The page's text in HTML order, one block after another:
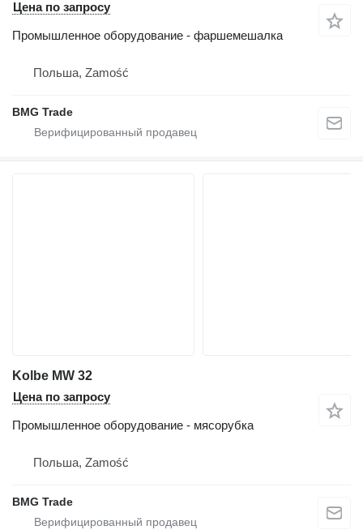
Цена по запросу
Промышленное оборудование - фаршемешалка
Польша, Zamość
BMG Trade
Kolbe MW 32
Цена по запросу
Промышленное оборудование - мясорубка
Польша, Zamość
BMG Trade